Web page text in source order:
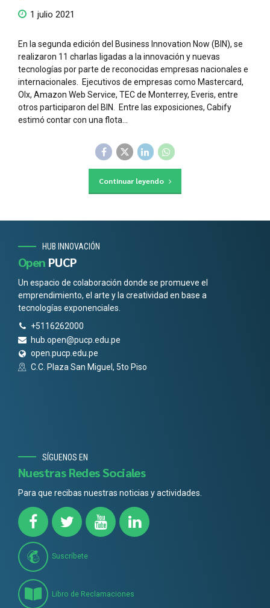
1 julio 2021
En la segunda edición del Business Innovation Now (BIN), se
realizaron 11 charlas ligadas a la innovación y nuevas
tecnologías por parte de reconocidas empresas nacionales e
internacionales. Ejecutivos de empresas como Mastercard,
Olx, Amazon Web Service, TEC de Monterrey, Everis, entre
otros participaron del BIN. Entre las exposiciones, Cabify
estimó contar con una flota...
Continuar leyendo
HUB INNOVACIÓN
Open PUCP
Un espacio de colaboración donde se promueve el
emprendimiento, el arte y la creatividad en base a
tecnologías exponenciales.
+5116262000
hub.open@pucp.edu.pe
open.pucp.edu.pe
C.C. Plaza San Miguel, 5to Piso
SÍGUENOS EN
Nuestras Redes Sociales
Para que recibas nuestras noticias y actividades.
Suscríbete
Libro de Reclamaciones